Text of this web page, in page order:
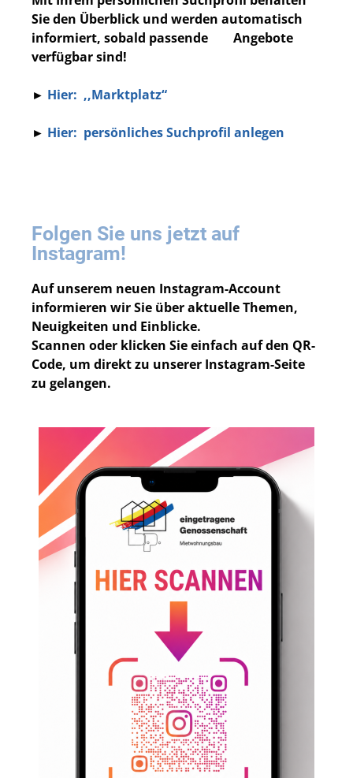
Sie den Überblick und werden automatisch
informiert, sobald passende Angebote
verfügbar sind!
► Hier: ,,Marktplatz“
► Hier: persönliches Suchprofil anlegen
Folgen Sie uns jetzt auf
Instagram!
Auf unserem neuen Instagram-Account
informieren wir Sie über aktuelle Themen,
Neuigkeiten und Einblicke.
Scannen oder klicken Sie einfach auf den QR-
Code, um direkt zu unserer Instagram-Seite
zu gelangen.